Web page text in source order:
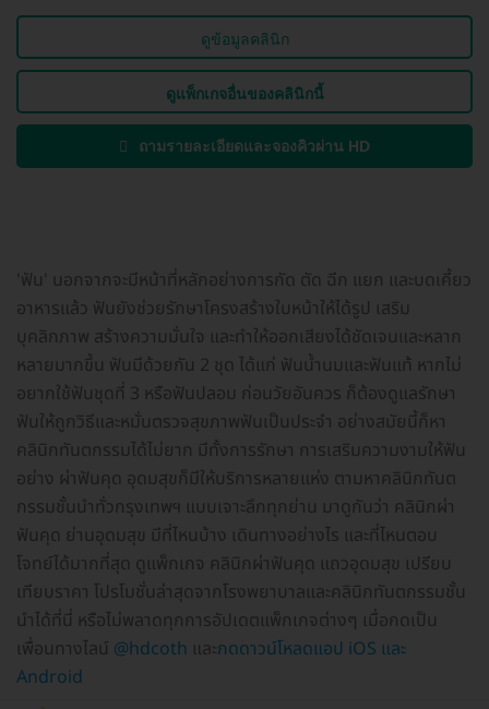
ดูข้อมูลคลินิก
ดูแพ็กเกจอื่นของคลินิกนี้
ถามรายละเอียดและจองคิวผ่าน HD
'ฟัน' นอกจากจะมีหน้าที่หลักอย่างการกัด ตัด ฉีก แยก และบดเคี้ยว
อาหารแล้ว ฟันยังช่วยรักษาโครงสร้างใบหน้าให้ได้รูป เสริม
บุคลิกภาพ สร้างความมั่นใจ และทำให้ออกเสียงได้ชัดเจนและหลาก
หลายมากขึ้น ฟันมีด้วยกัน 2 ชุด ได้แก่ ฟันน้ำนมและฟันแท้ หากไม่
อยากใช้ฟันชุดที่ 3 หรือฟันปลอม ก่อนวัยอันควร ก็ต้องดูแลรักษา
ฟันให้ถูกวิธีและหมั่นตรวจสุขภาพฟันเป็นประจำ อย่างสมัยนี้ก็หา
คลินิกทันตกรรมได้ไม่ยาก มีทั้งการรักษา การเสริมความงามให้ฟัน
อย่าง ผ่าฟันคุด อุดมสุขก็มีให้บริการหลายแห่ง ตามหาคลินิกทันต
กรรมชั้นนำทั่วกรุงเทพฯ แบบเจาะลึกทุกย่าน มาดูกันว่า คลินิกผ่า
ฟันคุด ย่านอุดมสุข มีที่ไหนบ้าง เดินทางอย่างไร และที่ไหนตอบ
โจทย์ได้มากที่สุด ดูแพ็กเกจ คลินิกผ่าฟันคุด แถวอุดมสุข เปรียบ
เทียบราคา โปรโมชั่นล่าสุดจากโรงพยาบาลและคลินิกทันตกรรมชั้น
นำได้ที่นี่ หรือไม่พลาดทุกการอัปเดตแพ็กเกจต่างๆ เมื่อกดเป็น
เพื่อนทางไลน์ @hdcoth และกดดาวน์โหลดแอป iOS และ
Android